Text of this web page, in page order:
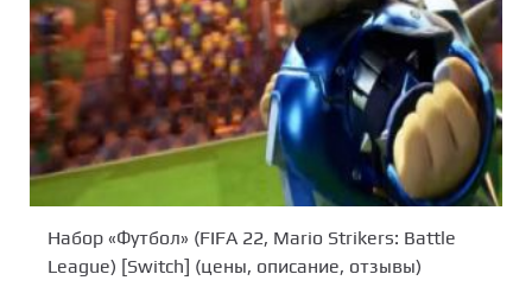
Набор «Футбол» (FIFA 22, Mario Strikers: Battle
League) [Switch] (цены, описание, отзывы)